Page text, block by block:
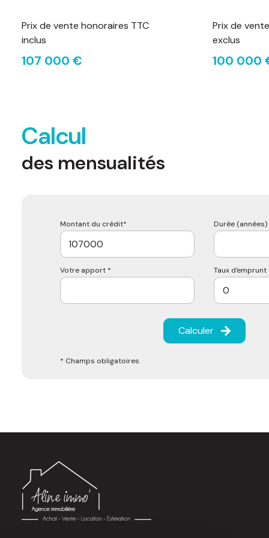
Prix de vente honoraires TTC
inclus
107 000 €
Prix de
exclus
100 000
Calcul
des mensualités
Montant du crédit* Durée (années)
Votre apport * Taux d'emprunt
Calculer
* Champs obligatoires